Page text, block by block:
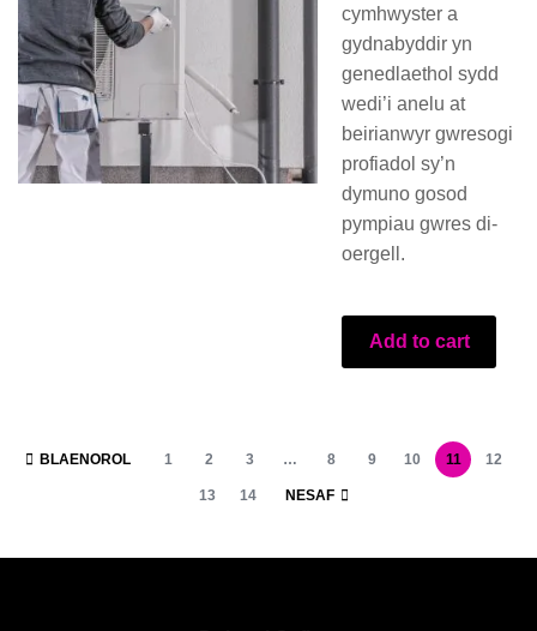
cymhwyster a
gydnabyddir yn
genedlaethol sydd
wedi’i anelu at
beirianwyr gwresogi
profiadol sy’n
dymuno gosod
pympiau gwres di-
oergell.
Add to cart
BLAENOROL 1 2 3 … 8 9 10 11 12
13 14 NESAF